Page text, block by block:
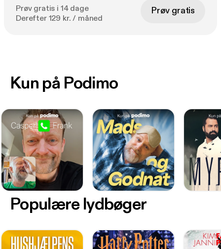
Prøv gratis i 14 dage
Derefter 129 kr. / måned
Prøv gratis
Kun på Podimo
Populære lydbøger